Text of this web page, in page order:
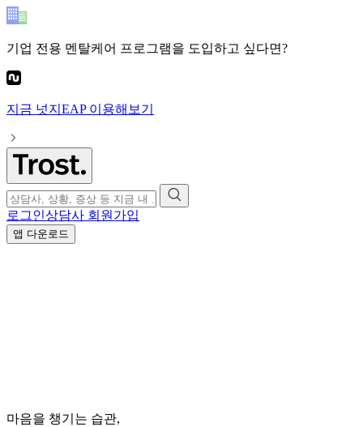
기업 전용 멘탈케어 프로그램을 도입하고 싶다면?
지금 넛지EAP이용해보기
로그인상담사 회원가입
앱 다운로드
마음을 챙기는 습관,